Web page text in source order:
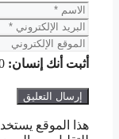
الاسم
البريد
الإلكتروني
الموقع
الإلكتروني
أثبت أنك إنسان: =
هذا الموقع